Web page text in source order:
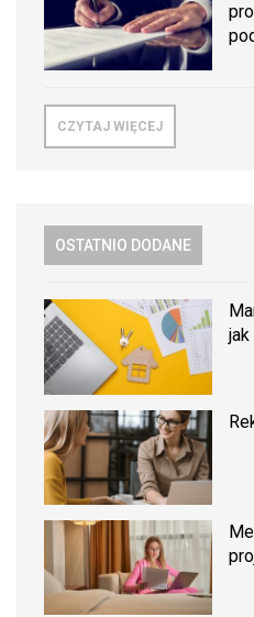
CZYTAJ WIĘCEJ
OSTATNIO DODANE